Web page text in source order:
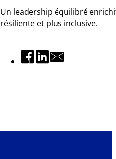
Un leadership équilibré
résiliente et plus inclusive.